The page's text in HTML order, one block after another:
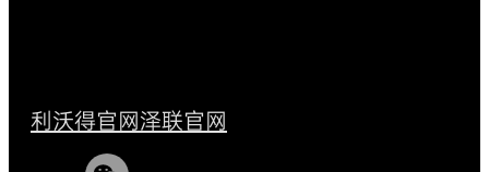
利沃得官网泽联官网